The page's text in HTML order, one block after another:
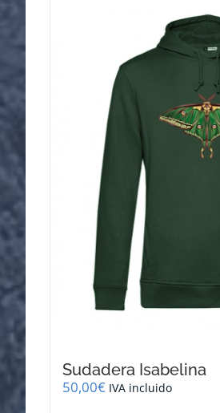
variantes.
Las
opciones
se
elegir
en
la
página
Sudadera Isabelina
50,00€ IVA incluido